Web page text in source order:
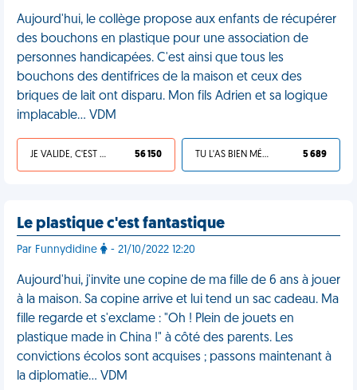
Aujourd'hui, le collège propose aux enfants de récupérer
des bouchons en plastique pour une association de
personnes handicapées. C'est ainsi que tous les
bouchons des dentifrices de la maison et ceux des
briques de lait ont disparu. Mon fils Adrien et sa logique
implacable... VDM
JE VALIDE, C'EST UNE VDM 56 150 TU L'AS BIEN MÉRITÉ 5 689
Le plastique c'est fantastique
Par Funnydidine - 21/10/2022 12:20
Aujourd'hui, j'invite une copine de ma fille de 6 ans à jouer
à la maison. Sa copine arrive et lui tend un sac cadeau. Ma
fille regarde et s'exclame : "Oh ! Plein de jouets en
plastique made in China !" à côté des parents. Les
convictions écolos sont acquises ; passons maintenant à
la diplomatie… VDM